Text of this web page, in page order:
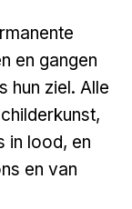
en gangen
hun ziel. Alle
in lood, en
en van